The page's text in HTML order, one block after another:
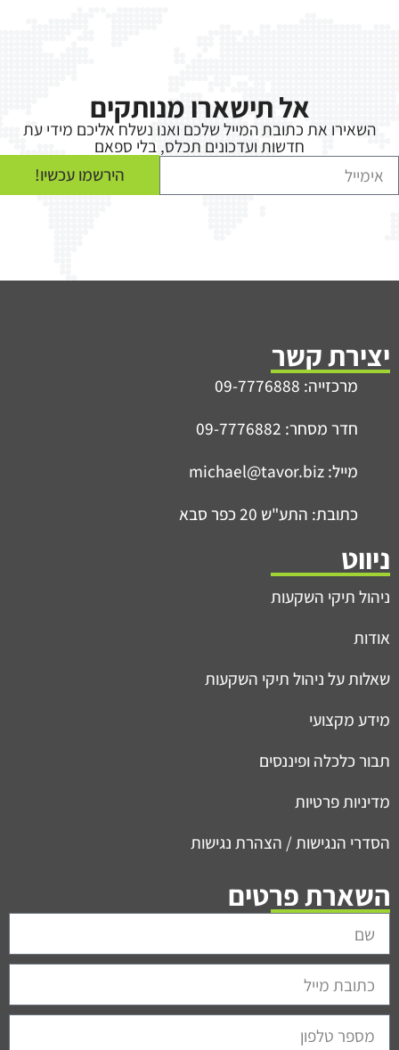
אל תישארו מנותקים
השאירו את כתובת המייל שלכם ואנו נשלח אליכם מידי עת
חדשות ועדכונים תכלס, בלי ספאם
הירשמו עכשיו!
יצירת קשר
מרכזייה: 09-7776888
חדר מסחר: 09-7776882
מייל: michael@tavor.biz
כתובת: התע"ש 20 כפר סבא
ניווט
ניהול תיקי השקעות
אודות
שאלות על ניהול תיקי השקעות
מידע מקצועי
תבור כלכלה ופיננסים
מדיניות פרטיות
הסדרי הנגישות / הצהרת נגישות
השארת פרטים